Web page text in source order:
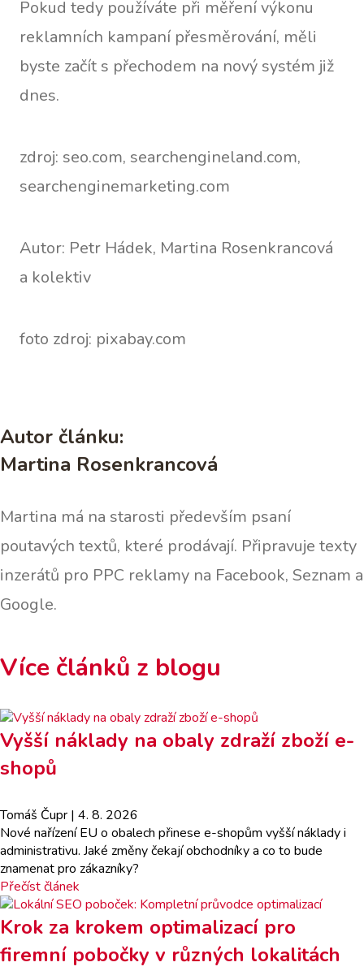
Pokud tedy používáte při měření výkonu
reklamních kampaní přesměrování, měli
byste začít s přechodem na nový systém již
dnes.
zdroj: seo.com, searchengineland.com,
searchenginemarketing.com
Autor: Petr Hádek, Martina Rosenkrancová
a kolektiv
foto zdroj: pixabay.com
Autor článku:
Martina Rosenkrancová
Martina má na starosti především psaní
poutavých textů, které prodávají. Připravuje texty
inzerátů pro PPC reklamy na Facebook, Seznam a
Google.
Více článků z blogu
Vyšší náklady na obaly zdraží zboží e-
shopů
Tomáš Čupr | 4. 8. 2026
Nové nařízení EU o obalech přinese e-shopům vyšší náklady i
administrativu. Jaké změny čekají obchodníky a co to bude
znamenat pro zákazníky?
Přečíst článek
Krok za krokem optimalizací pro
firemní pobočky v různých lokalitách